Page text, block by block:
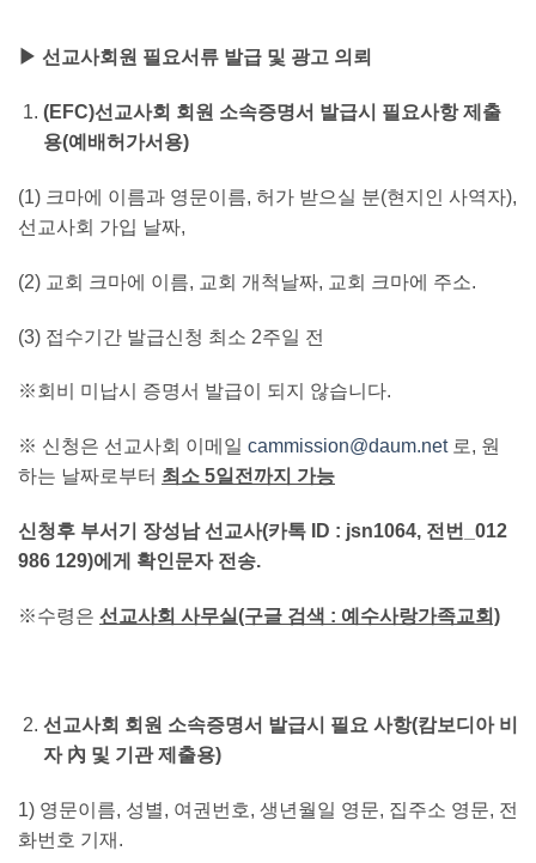
▶ 선교사회원 필요서류 발급 및 광고 의뢰
(EFC)선교사회 회원 소속증명서 발급시 필요사항 제출
용(예배허가서용)
(1) 크마에 이름과 영문이름, 허가 받으실 분(현지인 사역자),
선교사회 가입 날짜,
(2) 교회 크마에 이름, 교회 개척날짜, 교회 크마에 주소.
(3) 접수기간 발급신청 최소 2주일 전
※회비 미납시 증명서 발급이 되지 않습니다.
※ 신청은 선교사회 이메일 cammission@daum.net로, 원
하는 날짜로부터 최소 5일전까지 가능
신청후 부서기 장성남 선교사(카톡 ID : jsn1064, 전번_012
986 129)에게 확인문자 전송.
※수령은 선교사회 사무실(구글 검색 : 예수사랑가족교회)
선교사회 회원 소속증명서 발급시 필요 사항(캄보디아 비
자 內 및 기관 제출용)
1) 영문이름, 성별, 여권번호, 생년월일 영문, 집주소 영문, 전
화번호 기재.